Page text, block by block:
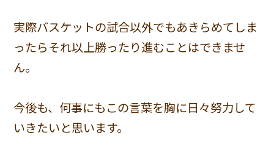
実際バスケットの試合以外でもあきらめてしま
ったらそれ以上勝ったり進むことはできませ
ん。
今後も、何事にもこの言葉を胸に日々努力して
いきたいと思います。